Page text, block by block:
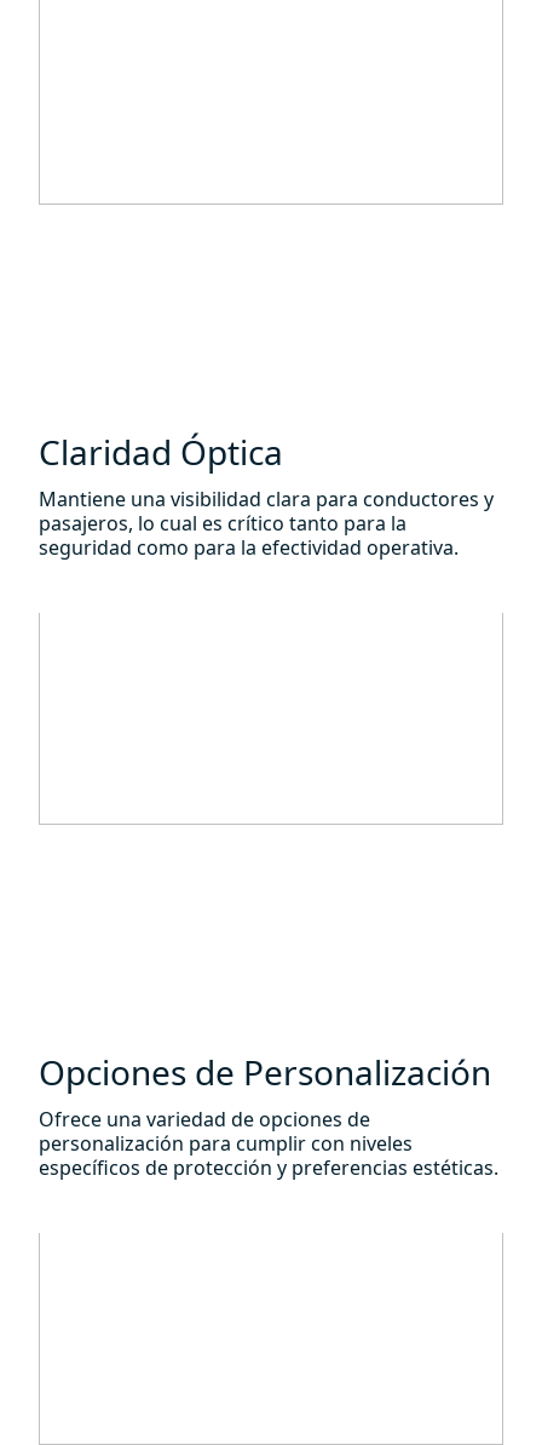
Claridad Óptica
Mantiene una visibilidad clara para conductores y
pasajeros, lo cual es crítico tanto para la
seguridad como para la efectividad operativa.
Opciones de Personalización
Ofrece una variedad de opciones de
personalización para cumplir con niveles
específicos de protección y preferencias estéticas.